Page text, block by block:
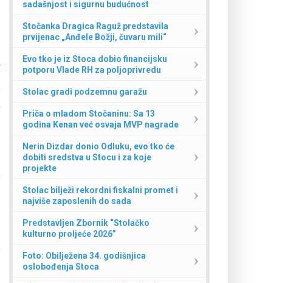
sadašnjost i sigurnu budućnost
Stočanka Dragica Raguž predstavila
prvijenac „Anđele Božji, čuvaru mili“
Evo tko je iz Stoca dobio financijsku
potporu Vlade RH za poljoprivredu
Stolac gradi podzemnu garažu
Priča o mladom Stočaninu: Sa 13
godina Kenan već osvaja MVP nagrade
Nerin Dizdar donio Odluku, evo tko će
dobiti sredstva u Stocu i za koje
projekte
Stolac bilježi rekordni fiskalni promet i
najviše zaposlenih do sada
Predstavljen Zbornik “Stolačko
kulturno proljeće 2026”
Foto: Obilježena 34. godišnjica
oslobođenja Stoca